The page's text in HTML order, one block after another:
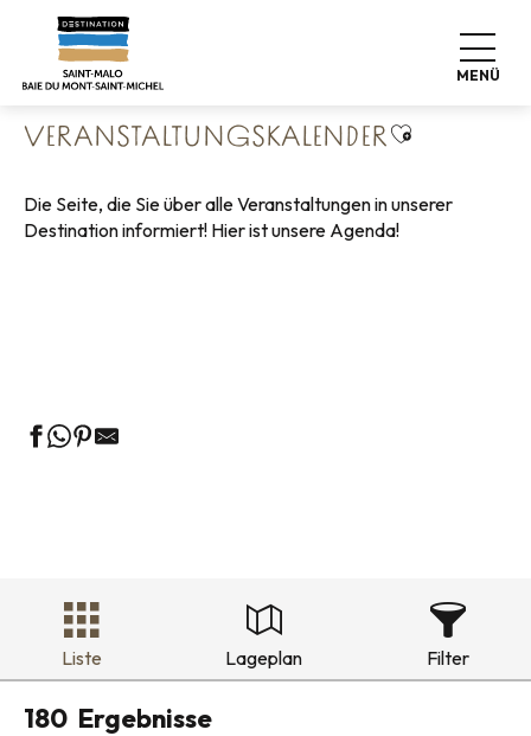
contenu
MENÜ
Startseite
Veranstaltungskalender
VERANSTALTUNGSKALENDERAjouter aux
Die Seite, die Sie über alle Veranstaltungen in unserer
Destination informiert! Hier ist unsere Agenda!
Liste Lageplan Filter
180 Ergebnisse